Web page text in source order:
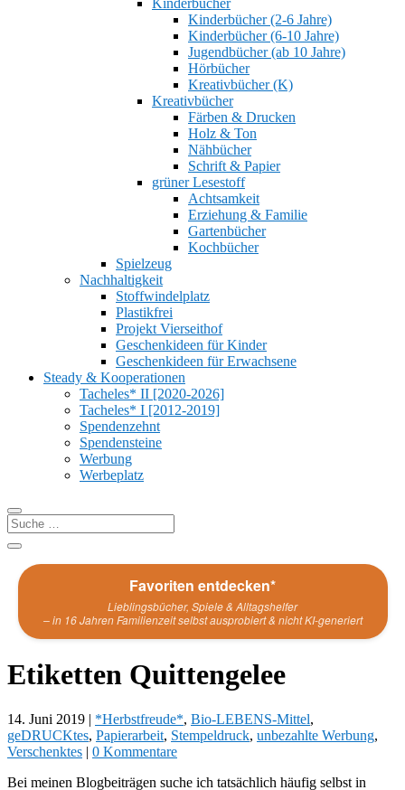
Kinderbücher
Kinderbücher (2-6 Jahre)
Kinderbücher (6-10 Jahre)
Jugendbücher (ab 10 Jahre)
Hörbücher
Kreativbücher (K)
Kreativbücher
Färben & Drucken
Holz & Ton
Nähbücher
Schrift & Papier
grüner Lesestoff
Achtsamkeit
Erziehung & Familie
Gartenbücher
Kochbücher
Spielzeug
Nachhaltigkeit
Stoffwindelplatz
Plastikfrei
Projekt Vierseithof
Geschenkideen für Kinder
Geschenkideen für Erwachsene
Steady & Kooperationen
Tacheles* II [2020-2026]
Tacheles* I [2012-2019]
Spendenzehnt
Spendensteine
Werbung
Werbeplatz
Favoriten entdecken*
Lieblingsbücher, Spiele & Alltagshelfer
– in 16 Jahren Familienzeit selbst ausprobiert & nicht KI-generiert
Etiketten Quittengelee
14. Juni 2019 | *Herbstfreude*, Bio-LEBENS-Mittel,
geDRUCKtes, Papierarbeit, Stempeldruck, unbezahlte Werbung,
Verschenktes | 0 Kommentare
Bei meinen Blogbeiträgen suche ich tatsächlich häufig selbst in